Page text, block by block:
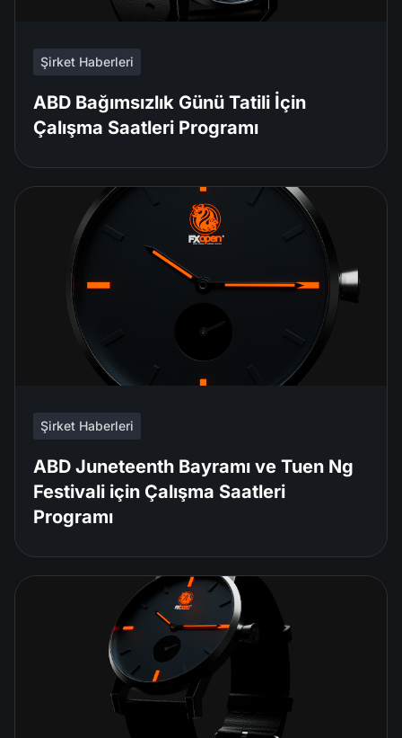
Şirket Haberleri
ABD Bağımsızlık Günü Tatili İçin
Çalışma Saatleri Programı
Şirket Haberleri
ABD Juneteenth Bayramı ve Tuen Ng
Festivali için Çalışma Saatleri
Programı